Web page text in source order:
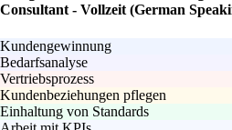
Consultant - Vollzeit (German
Kundengewinnung
Bedarfsanalyse
Vertriebsprozess
Kundenbeziehungen pflegen
Einhaltung von Standards